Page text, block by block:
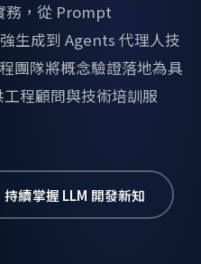
務，從 Prompt
生成到 Agents 代理人技
團隊將概念驗證落地為具
程顧問與技術培訓服
續掌握 LLM 開發新知